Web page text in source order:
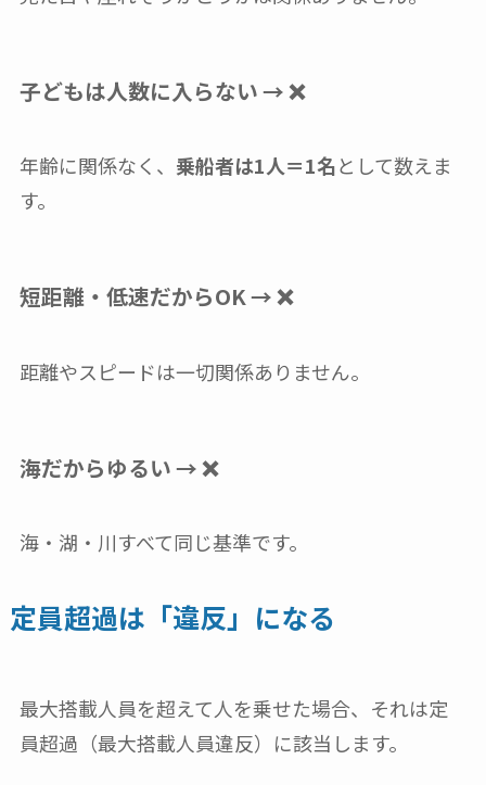
子どもは人数に入らない → ❌
年齢に関係なく、 乗船者は1人＝1名として数えま
す。
短距離・低速だからOK → ❌
距離やスピードは一切関係ありません。
海だからゆるい → ❌
海・湖・川すべて同じ基準です。
定員超過は「違反」になる
最大搭載人員を超えて人を乗せた場合、それは定
員超過（最大搭載人員違反）に該当します。